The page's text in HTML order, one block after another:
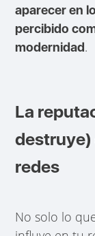
aparecer en
percibido
modernidad.
La
destruye)
redes
No solo lo